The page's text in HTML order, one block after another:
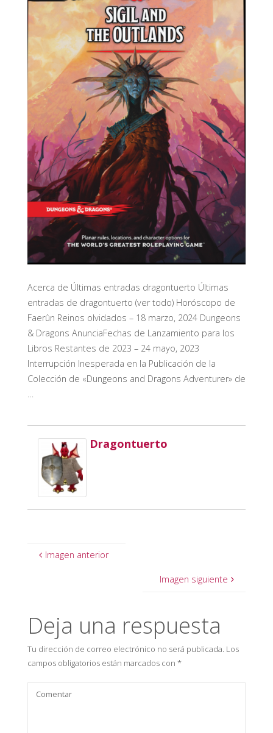
Acerca de Últimas entradas dragontuerto Últimas
entradas de dragontuerto (ver todo) Horóscopo de
Faerûn Reinos olvidados – 18 marzo, 2024 Dungeons
& Dragons AnunciaFechas de Lanzamiento para los
Libros Restantes de 2023 – 24 mayo, 2023
Interrupción Inesperada en la Publicación de la
Colección de «Dungeons and Dragons Adventurer» de
Dragontuerto
Imagen anterior
Imagen siguiente
Deja una respuesta
Tu dirección de correo electrónico no será publicada. Los
campos obligatorios están marcados con *